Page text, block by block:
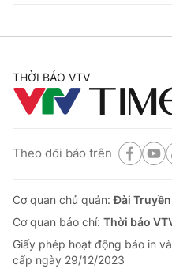
THỜI BÁO VTV
Theo dõi báo trên
Cơ quan chủ quản:Đài
Cơ quan báo chí: Thời báo
Giấy phép hoạt động báo in
cấp ngày 29/12/2023